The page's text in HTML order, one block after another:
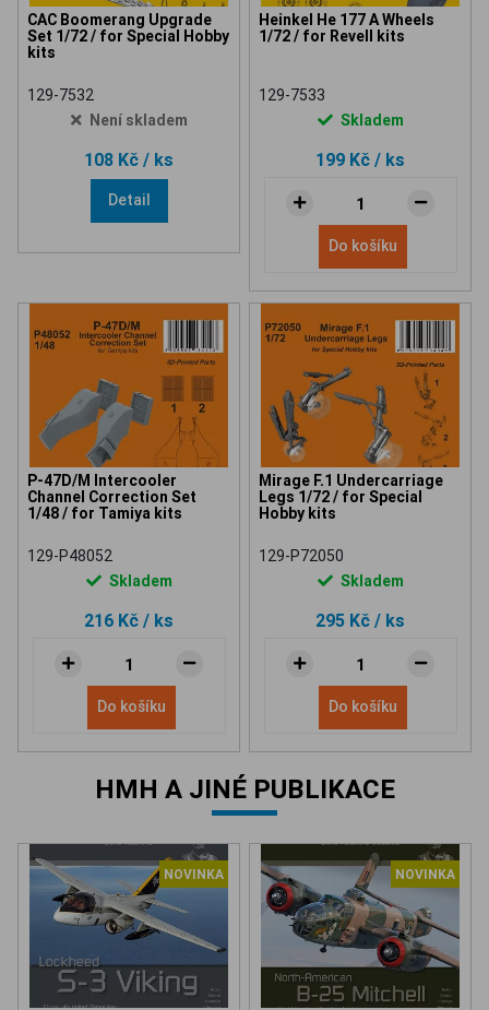
CAC Boomerang Upgrade
Set 1/72 / for Special Hobby
kits
129-7532
Není skladem
108 Kč / ks
Detail
Heinkel He 177 A Wheels
1/72 / for Revell kits
129-7533
Skladem
199 Kč / ks
Do košíku
P-47D/M Intercooler
Channel Correction Set
1/48 / for Tamiya kits
129-P48052
Skladem
216 Kč / ks
Do košíku
Mirage F.1 Undercarriage
Legs 1/72 / for Special
Hobby kits
129-P72050
Skladem
295 Kč / ks
Do košíku
HMH A JINÉ PUBLIKACE
NOVINKA NOVINKA